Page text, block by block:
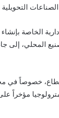
التحويلية
الخاصة
المحلي، إلى
خصوصاً في
مؤخراً